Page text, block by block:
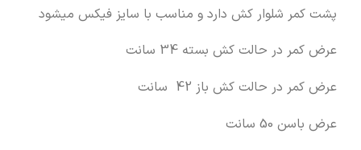
پشت کمر شلوار کش دارد و مناسب با سایز فیکس میشود
عرض کمر در حالت کش بسته 34 سانت
عرض کمر در حالت کش باز 42 سانت
عرض باسن 50 سانت